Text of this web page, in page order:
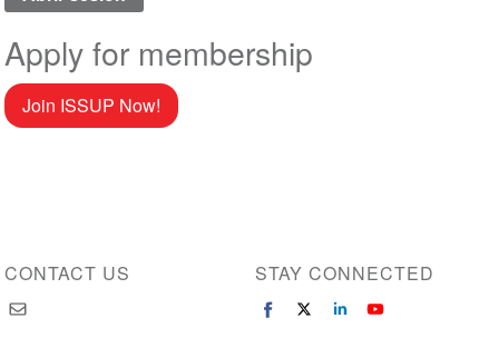
Apply for membership
Join ISSUP Now!
CONTACT US STAY CONNECTED